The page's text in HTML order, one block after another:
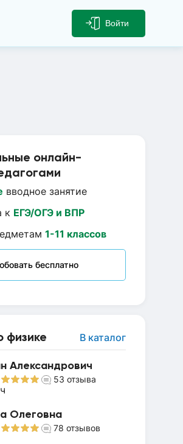
Войти
онлайн-
вводное занятие
к ЕГЭ/ОГЭ и ВПР
1-11 классов
бесплатно
физике В каталог
Александрович
53 отзыва
Олеговна
78 отзывов